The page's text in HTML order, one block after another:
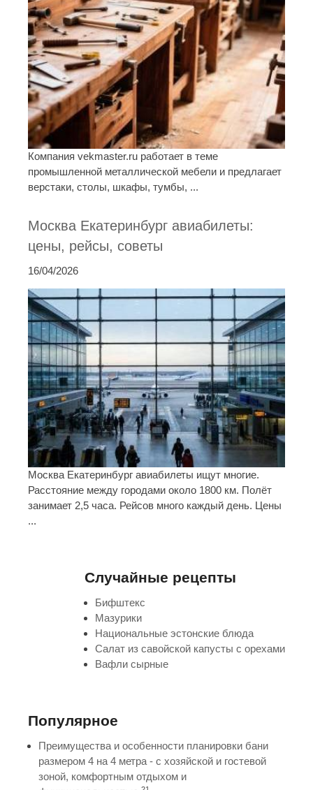
Компания vekmaster.ru работает в теме
промышленной металлической мебели и предлагает
верстаки, столы, шкафы, тумбы, ...
Москва Екатеринбург авиабилеты:
цены, рейсы, советы
16/04/2026
Москва Екатеринбург авиабилеты ищут многие.
Расстояние между городами около 1800 км. Полёт
занимает 2,5 часа. Рейсов много каждый день. Цены
...
Случайные рецепты
Бифштекс
Мазурики
Национальные эстонские блюда
Салат из савойской капусты с орехами
Вафли сырные
Популярное
Преимущества и особенности планировки бани
размером 4 на 4 метра - с хозяйской и гостевой
зоной, комфортным отдыхом и